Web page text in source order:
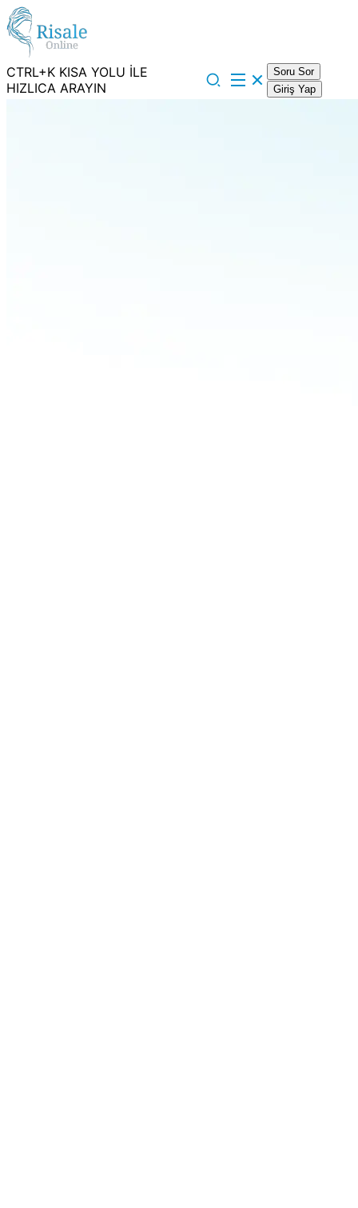
CTRL+K KISA YOLU İLE
HIZLICA ARAYIN
Soru Sor
Giriş Yap